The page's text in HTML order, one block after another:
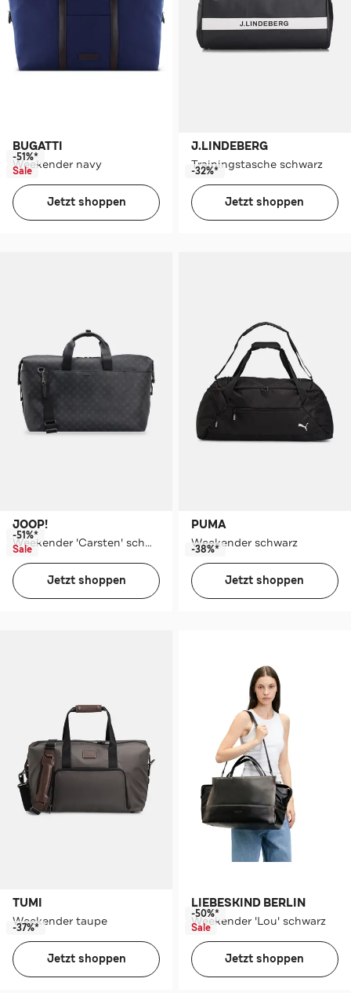
BUGATTI
Weekender navy
-51%*
Sale
Jetzt shoppen
J.LINDEBERG
Trainingstasche schwarz
-32%*
Jetzt shoppen
JOOP!
Weekender 'Carsten' schwarz
-51%*
Sale
Jetzt shoppen
PUMA
Weekender schwarz
-38%*
Jetzt shoppen
TUMI
Weekender taupe
-37%*
Jetzt shoppen
LIEBESKIND BERLIN
Weekender 'Lou' schwarz
-50%*
Sale
Jetzt shoppen